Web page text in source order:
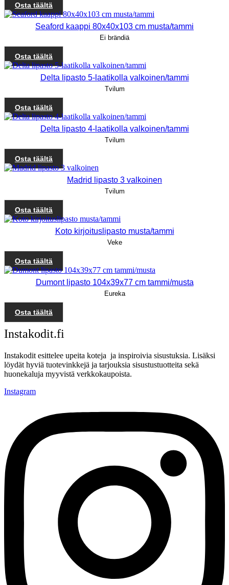
Osta täältä
Seaford kaappi 80x40x103 cm musta/tammi
Ei brändiä
Osta täältä
Delta lipasto 5-laatikolla valkoinen/tammi
Tvilum
Osta täältä
Delta lipasto 4-laatikolla valkoinen/tammi
Tvilum
Osta täältä
Madrid lipasto 3 valkoinen
Tvilum
Osta täältä
Koto kirjoituslipasto musta/tammi
Veke
Osta täältä
Dumont lipasto 104x39x77 cm tammi/musta
Eureka
Osta täältä
Instakodit.fi
Instakodit esittelee upeita koteja ja inspiroivia sisustuksia. Lisäksi
löydät hyviä tuotevinkkejä ja tarjouksia sisustustuotteita sekä
huonekaluja myyvistä verkkokaupoista.
Instagram